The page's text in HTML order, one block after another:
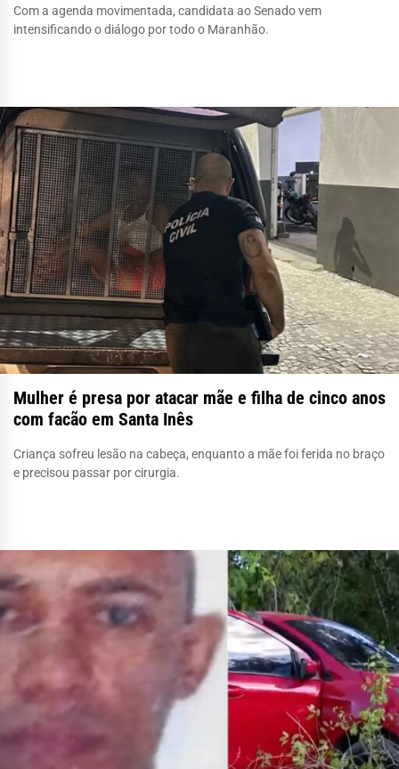
Com a agenda movimentada, candidata ao Senado vem
intensificando o diálogo por todo o Maranhão.
Mulher é presa por atacar mãe e filha de cinco anos
com facão em Santa Inês
Criança sofreu lesão na cabeça, enquanto a mãe foi ferida no braço
e precisou passar por cirurgia.